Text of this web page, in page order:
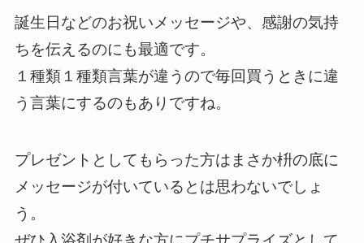
誕生日などのお祝いメッセージや、感謝の気持
ちを伝えるのにも最適です。
１種類１種類言葉が違うので毎回買うときに違
う言葉にするのもありですね。
プレゼントとしてもらった方はまさか枡の底に
メッセージが付いているとは思わないでしょ
う。